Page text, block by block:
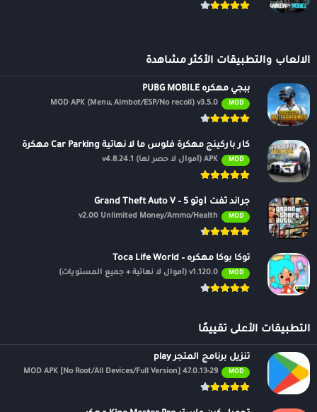
الالعاب والتطبيقات الأكثر مشاهدة
ببجي مهكره PUBG MOBILE
MOD
MOD APK (Menu, Aimbot/ESP/No recoil) v3.5.0
كار باركينج مهكرة فلوس ما لا نهائية Car Parking مهكرة
MOD APK (أموال لا حصر لها) v4.8.24.1
جراند ثفت أوتو 5 – Grand Theft Auto V
MOD
v2.00 Unlimited Money/Ammo/Health
توكا بوكا مهكره – Toca Life World
MOD v1.120.0 (أموال لا نهائية + جميع المستويات)
التطبيقات الأعلى تقييمًا
تنزيل برنامج المتجر play
MOD
47.0.13-29 MOD APK [No Root/All Devices/Full Version]